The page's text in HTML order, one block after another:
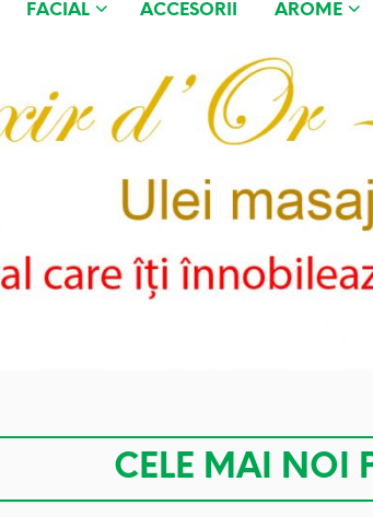
FACIAL ACCESORII AROME
CELE MAI NOI